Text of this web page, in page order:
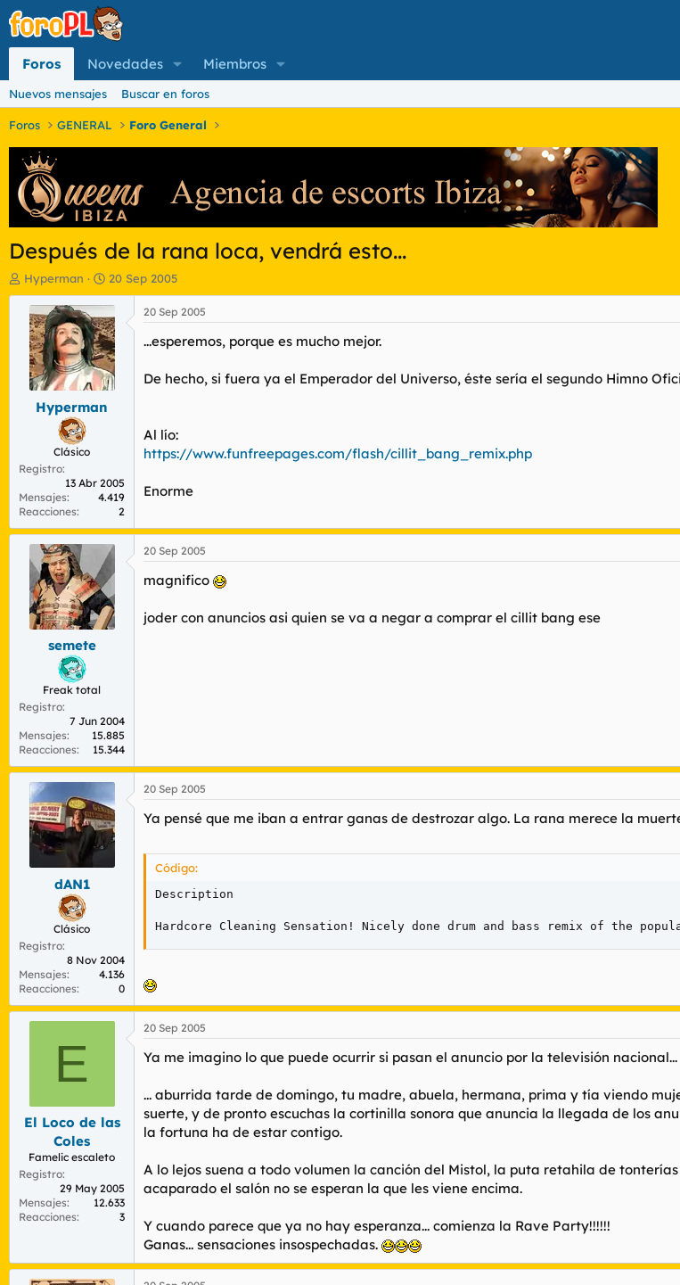
Foros Novedades Miembros
Nuevos mensajes Buscar en foros
Foros GENERAL Foro General
Después de la rana loca, vendrá esto...
I
n
a
d
o
t
m
a
Hyperman
F
e
c
h
a
d
e
i
20 Sep 2005
Hyperman
Clásico
Registro
13 Abr 2005
Mensajes
4.419
Reacciones
2
20 Sep 2005
...esperemos, porque es mucho mejor.
De hecho, si fuera ya el Emperador del Universo, éste sería el segundo Himno
Al lío:
https://www.funfreepages.com/flash/cillit_bang_remix.php
Enorme
semete
Freak total
Registro
7 Jun 2004
Mensajes
15.885
Reacciones
15.344
20 Sep 2005
magnifico
joder con anuncios asi quien se va a negar a comprar el cillit bang ese
dAN1
Clásico
Registro
8 Nov 2004
Mensajes
4.136
Reacciones
0
20 Sep 2005
Ya pensé que me iban a entrar ganas de destrozar algo. La rana merece la
Código:
Description
Hardcore Cleaning Sensation! Nicely done drum and bass remix of the
E
El Loco de las
Coles
Famelic escaleto
Registro
29 May 2005
Mensajes
12.633
Reacciones
3
20 Sep 2005
Ya me imagino lo que puede ocurrir si pasan el anuncio por la televisión nacional...
... aburrida tarde de domingo, tu madre, abuela, hermana, prima y tía viendo
suerte, y de pronto escuchas la cortinilla sonora que anuncia la llegada de los
la fortuna ha de estar contigo.
A lo lejos suena a todo volumen la canción del Mistol, la puta retahila de
acaparado el salón no se esperan la que les viene encima.
Y cuando parece que ya no hay esperanza... comienza la Rave Party!!!!!!
Ganas... sensaciones insospechadas.